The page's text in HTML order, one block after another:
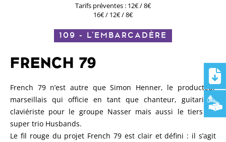
Tarifs préventes : 12€ / 8€
16€ / 12€ / 8€
109 - L'EMBARCADÈRE
FRENCH 79
French 79 n’est autre que Simon Henner, le producteur
marseillais qui officie en tant que chanteur, guitariste,
claviériste pour le groupe Nasser mais aussi le tiers du
super trio Husbands.
Le fil rouge du projet French 79 est clair et défini : il s’agit